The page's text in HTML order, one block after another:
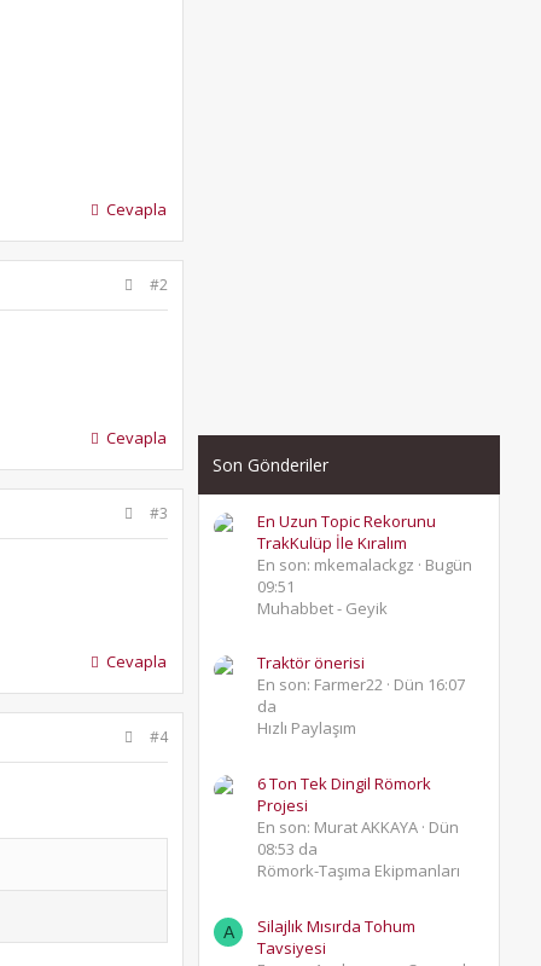
Cevapla
#2
Cevapla
#3
Cevapla
#4
Son Gönderiler
En Uzun Topic Rekorunu
TrakKulüp İle Kıralım
En son: mkemalackgz
Bugün
09:51
Muhabbet - Geyik
Traktör önerisi
En son: Farmer22 Dün 16:07
da
Hızlı Paylaşım
6 Ton Tek Dingil Römork
Projesi
En son: Murat AKKAYA Dün
08:53 da
Römork-Taşıma Ekipmanları
A
Silajlık Mısırda Tohum
Tavsiyesi